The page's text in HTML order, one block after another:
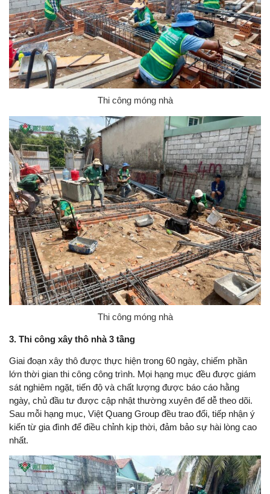
Thi công móng nhà
Thi công móng nhà
3. Thi công xây thô nhà 3 tầng
Giai đoạn xây thô được thực hiện trong 60 ngày, chiếm phần
lớn thời gian thi công công trình. Mọi hạng mục đều được giám
sát nghiêm ngặt, tiến độ và chất lượng được báo cáo hằng
ngày, chủ đầu tư được cập nhật thường xuyên để dễ theo dõi.
Sau mỗi hạng mục, Việt Quang Group đều trao đổi, tiếp nhận ý
kiến từ gia đình để điều chỉnh kịp thời, đảm bảo sự hài lòng cao
nhất.